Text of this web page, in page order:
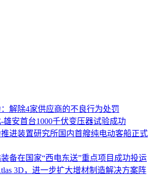
解除4家供应商的不良行为处罚
雄安首台1000千伏变压器试验成功
进装置研究所国内首艘纯电动客船正式
备在国家“西电东送”重点项目成功投运
3D，进一步扩大增材制造解决方案阵